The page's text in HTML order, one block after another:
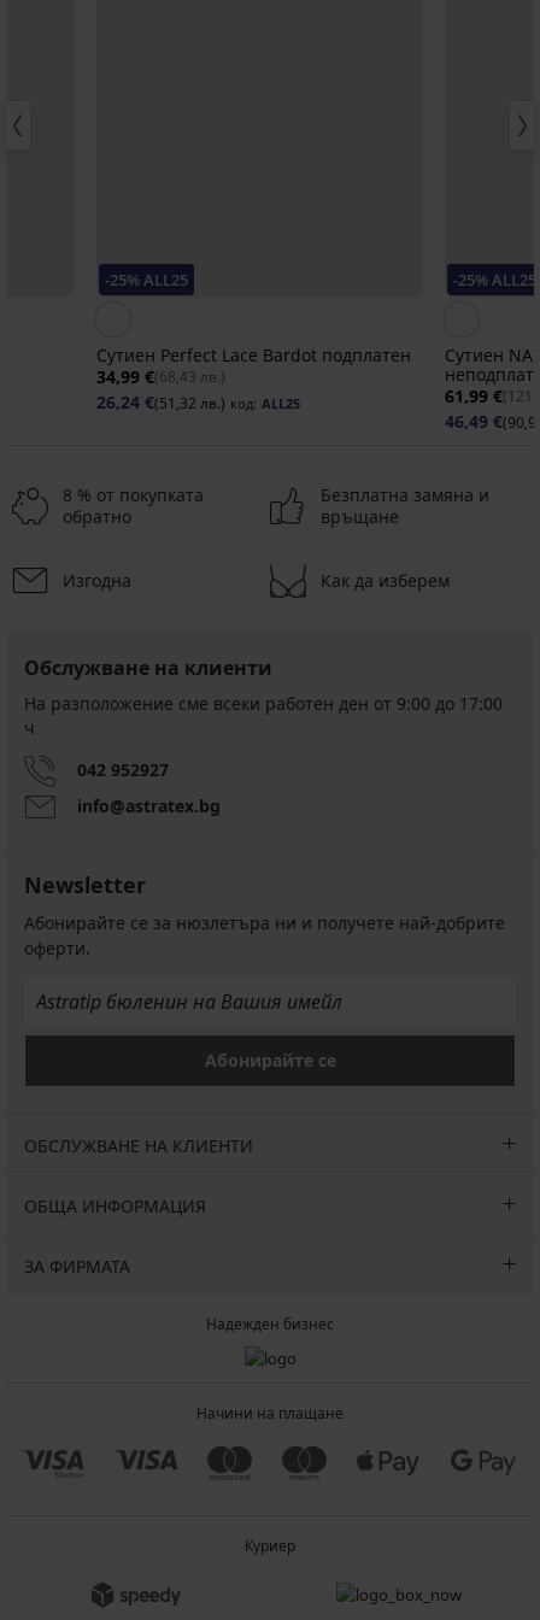
-25% ALL25
Сутиен Perfect Lace Bardot подплатен
34,99 €(68,43 лв.)
26,24 €(51,32 лв.) код: ALL25
-25% ALL25
Сутиен
61,99 €
46,49 €
BESTSELLER
Сутиен
Luisse
€
(121,24
лв.)
-25 % ALL25
Сутиен
Galla
неподплатен
36,99
€
лв.)
27,74
€
(54,25
лв.)
ALL25
8 % от покупката
обратно
Безплатна замяна и
връщане
Изгодна Как да изберем
Обслужване на клиенти
На разположение сме всеки работен ден от 9:00 до 17:00
ч
042 952927
info@astratex.bg
Newsletter
Абонирайте се за нюзлетъра ни и получете най-добрите
оферти.
Абонирайте се
ОБСЛУЖВАНЕ НА КЛИЕНТИ
ОБЩА ИНФОРМАЦИЯ
ЗА ФИРМАТА
Надежден бизнес
Начини на плащане
Куриер